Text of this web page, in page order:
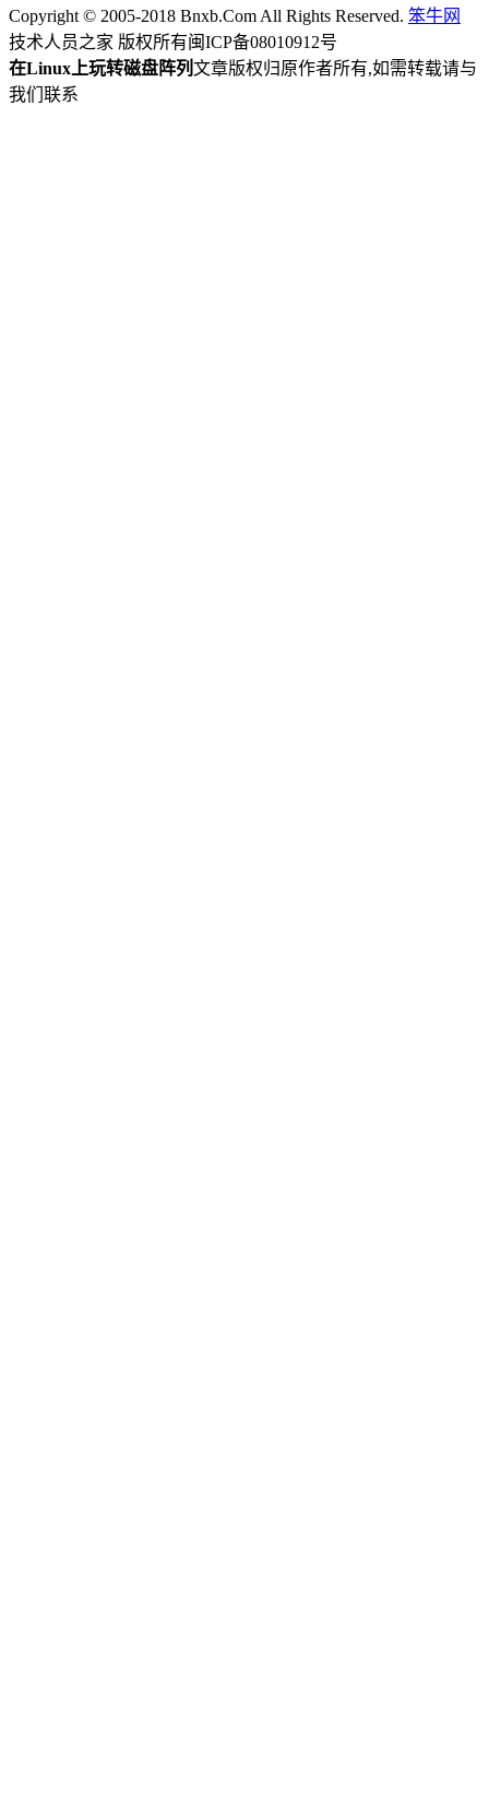
Copyright © 2005-2018 Bnxb.Com All Rights Reserved. 笨牛网
技术人员之家 版权所有闽ICP备08010912号
在Linux上玩转磁盘阵列文章版权归原作者所有,如需转载请与
我们联系